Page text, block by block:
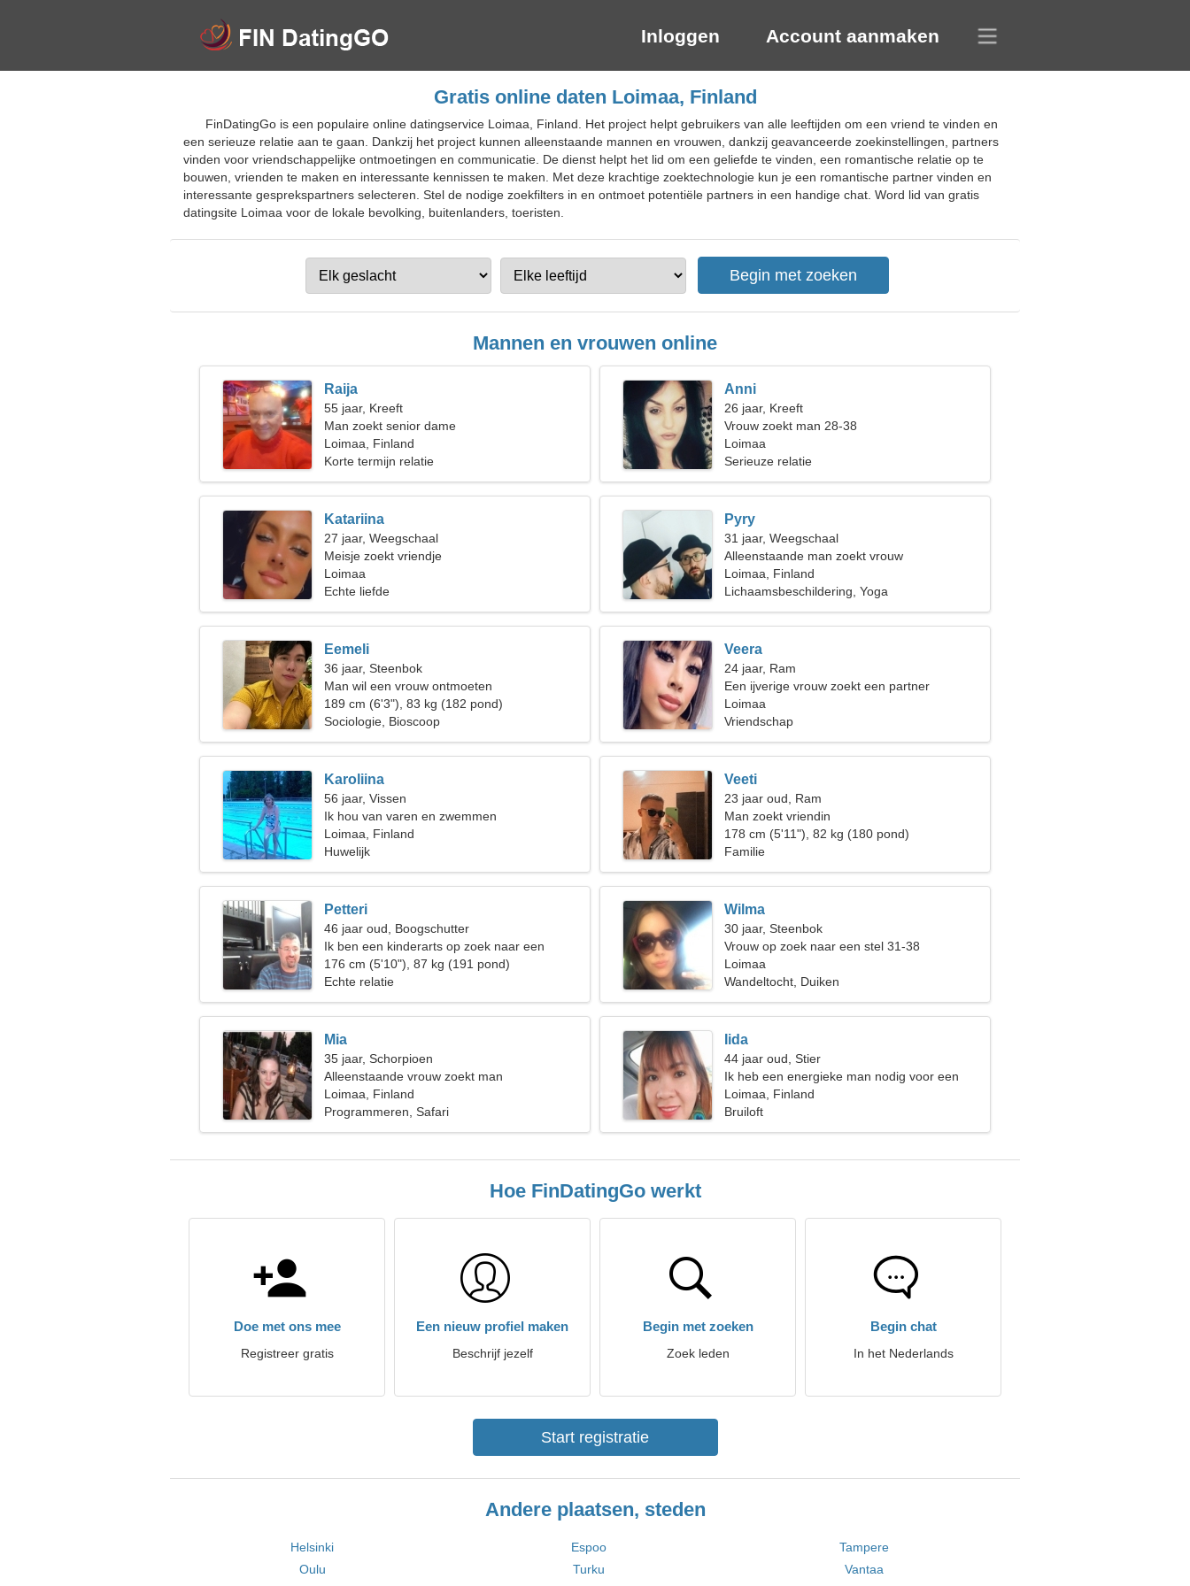
Inloggen Account aanmaken
Gratis online daten Loimaa, Finland
FinDatingGo is een populaire online datingservice Loimaa, Finland. Het project helpt gebruikers van alle leeftijden om een vriend te vinden en
een serieuze relatie aan te gaan. Dankzij het project kunnen alleenstaande mannen en vrouwen, dankzij geavanceerde zoekinstellingen, partners
vinden voor vriendschappelijke ontmoetingen en communicatie. De dienst helpt het lid om een geliefde te vinden, een romantische relatie op te
bouwen, vrienden te maken en interessante kennissen te maken. Met deze krachtige zoektechnologie kun je een romantische partner vinden en
interessante gesprekspartners selecteren. Stel de nodige zoekfilters in en ontmoet potentiële partners in een handige chat. Word lid van gratis
datingsite Loimaa voor de lokale bevolking, buitenlanders, toeristen.
Mannen en vrouwen online
Raija
55 jaar, Kreeft
Man zoekt senior dame
Loimaa, Finland
Korte termijn relatie
Anni
26 jaar, Kreeft
Vrouw zoekt man 28-38
Loimaa
Serieuze relatie
Katariina
27 jaar, Weegschaal
Meisje zoekt vriendje
Loimaa
Echte liefde
Pyry
31 jaar, Weegschaal
Alleenstaande man zoekt vrouw
Loimaa, Finland
Lichaamsbeschildering, Yoga
Eemeli
36 jaar, Steenbok
Man wil een vrouw ontmoeten
189 cm (6'3"), 83 kg (182 pond)
Sociologie, Bioscoop
Veera
24 jaar, Ram
Een ijverige vrouw zoekt een partner
Loimaa
Vriendschap
Karoliina
56 jaar, Vissen
Ik hou van varen en zwemmen
Loimaa, Finland
Huwelijk
Veeti
23 jaar oud, Ram
Man zoekt vriendin
178 cm (5'11"), 82 kg (180 pond)
Familie
Petteri
46 jaar oud, Boogschutter
Ik ben een kinderarts op zoek naar een
charmante vrouw
176 cm (5'10"), 87 kg (191 pond)
Echte relatie
Wilma
30 jaar, Steenbok
Vrouw op zoek naar een stel 31-38
Loimaa
Wandeltocht, Duiken
Mia
35 jaar, Schorpioen
Alleenstaande vrouw zoekt man
Loimaa, Finland
Programmeren, Safari
Iida
44 jaar oud, Stier
Ik heb een energieke man nodig voor een
gezin
Loimaa, Finland
Bruiloft
Hoe FinDatingGo werkt
Doe met ons mee
Registreer gratis
Een nieuw profiel maken
Beschrijf jezelf
Begin met zoeken
Zoek leden
Begin chat
In het Nederlands
Start registratie
Andere plaatsen, steden
Helsinki Espoo
Tampere
Oulu
Turku
Vantaa